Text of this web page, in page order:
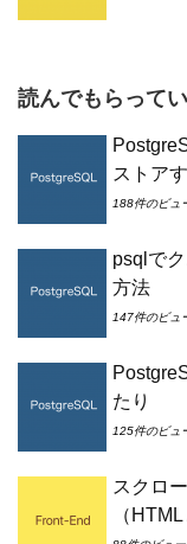
読んでもらって
ストア
188件のビュ
psqlで
方法
147件のビュ
たり
125件のビュ
スクロ
（